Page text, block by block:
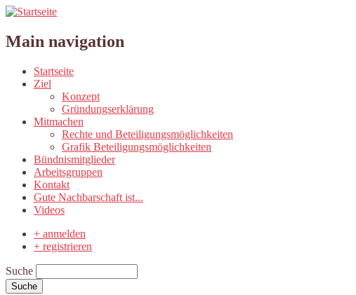
Main navigation
Startseite
Ziel
Konzept
Gründungserklärung
Mitmachen
Rechte und Beteiligungsmöglichkeiten
Grafik Beteiligungsmöglichkeiten
Bündnismitglieder
Arbeitsgruppen
Kontakt
Gute Nachbarschaft ist...
Videos
+ anmelden
+ registrieren
Suche